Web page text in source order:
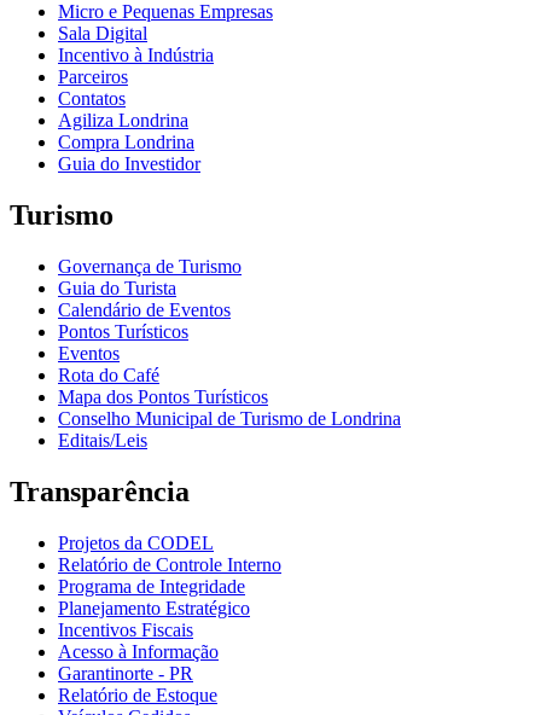
Micro e Pequenas Empresas
Sala Digital
Incentivo à Indústria
Parceiros
Contatos
Agiliza Londrina
Compra Londrina
Guia do Investidor
Turismo
Governança de Turismo
Guia do Turista
Calendário de Eventos
Pontos Turísticos
Eventos
Rota do Café
Mapa dos Pontos Turísticos
Conselho Municipal de Turismo de Londrina
Editais/Leis
Transparência
Projetos da CODEL
Relatório de Controle Interno
Programa de Integridade
Planejamento Estratégico
Incentivos Fiscais
Acesso à Informação
Garantinorte - PR
Relatório de Estoque